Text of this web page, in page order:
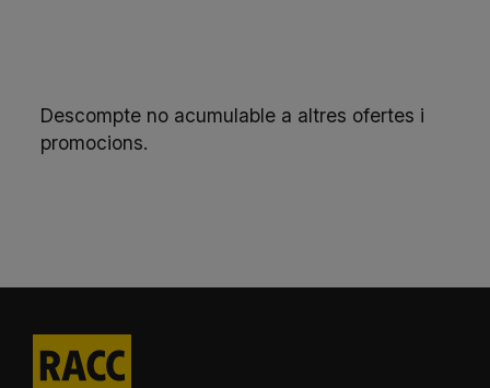
Descompte no acumulable a altres ofertes i
promocions.